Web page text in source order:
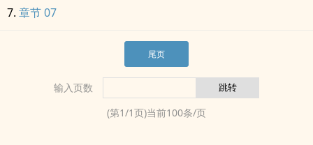
章节 07
尾页
输入页数
(第1/1页)当前100条/页